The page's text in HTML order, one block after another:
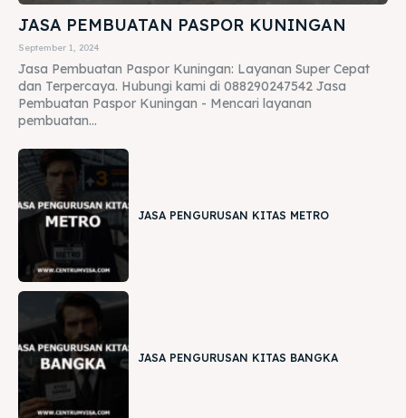
JASA PEMBUATAN PASPOR KUNINGAN
September 1, 2024
Jasa Pembuatan Paspor Kuningan: Layanan Super Cepat
dan Terpercaya. Hubungi kami di 088290247542 Jasa
Pembuatan Paspor Kuningan - Mencari layanan
pembuatan...
JASA PENGURUSAN KITAS METRO
JASA PENGURUSAN KITAS BANGKA